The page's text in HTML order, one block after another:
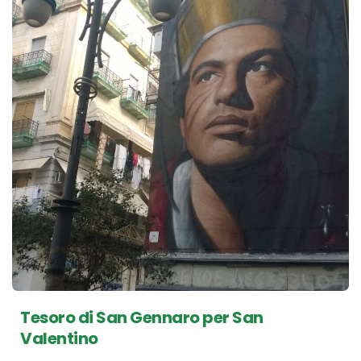
Tesoro di San Gennaro per San
Valentino